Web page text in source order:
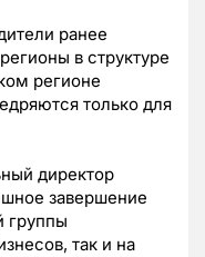
ранее
в структуре
регионе
только для
директор
завершение
группы
так и на